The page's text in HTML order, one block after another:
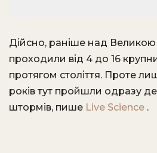
Дійсно, раніше над
проходили від 4 до 16
протягом століття. Проте
років тут пройшли одразу
штормів, пише Live Science .